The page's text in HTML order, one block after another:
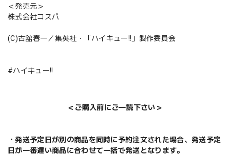
＜発売元＞
株式会社コスパ
(C)古舘春一／集英社・「ハイキュー!!」製作委員会
#ハイキュー!!
＜ご購入前にご一読下さい＞
・発送予定日が別の商品を同時に予約注文された場合、発送予定
日が一番遅い商品に合わせて一括で発送となります。